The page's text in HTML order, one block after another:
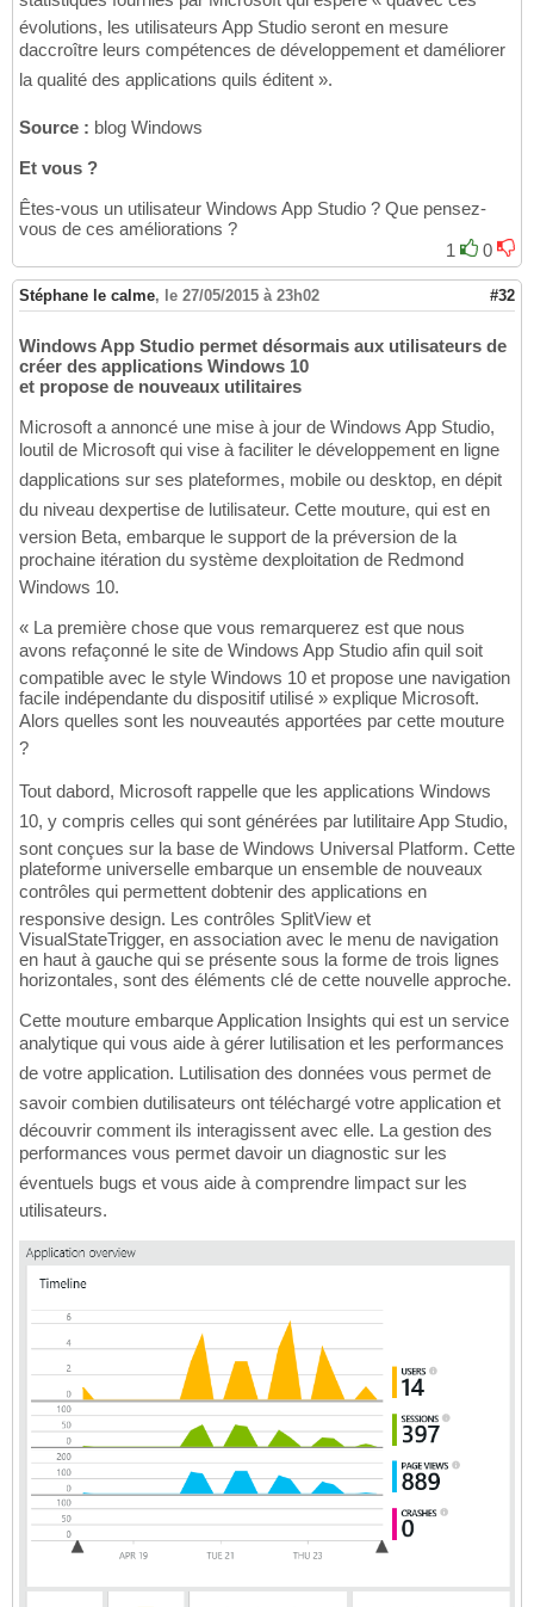
évolutions, les utilisateurs App Studio seront en mesure
daccroître leurs compétences de développement et daméliorer
la qualité des applications quils éditent ».
Source : blog Windows
Et vous ?
Êtes-vous un utilisateur Windows App Studio ? Que pensez-
vous de ces améliorations ?
1
0
Stéphane le calme, le 27/05/2015 à 23h02 #32
Windows App Studio permet désormais aux utilisateurs de
créer des applications Windows 10
et propose de nouveaux utilitaires
Microsoft a annoncé une mise à jour de Windows App Studio,
loutil de Microsoft qui vise à faciliter le développement en ligne
dapplications sur ses plateformes, mobile ou desktop, en dépit
du niveau dexpertise de lutilisateur. Cette mouture, qui est en
version Beta, embarque le support de la préversion de la
prochaine itération du système dexploitation de Redmond
Windows 10.
« La première chose que vous remarquerez est que nous
avons refaçonné le site de Windows App Studio afin quil soit
compatible avec le style Windows 10 et propose une navigation
facile indépendante du dispositif utilisé » explique Microsoft.
Alors quelles sont les nouveautés apportées par cette mouture
?
Tout dabord, Microsoft rappelle que les applications Windows
10, y compris celles qui sont générées par lutilitaire App Studio,
sont conçues sur la base de Windows Universal Platform. Cette
plateforme universelle embarque un ensemble de nouveaux
contrôles qui permettent dobtenir des applications en
responsive design. Les contrôles SplitView et
VisualStateTrigger, en association avec le menu de navigation
en haut à gauche qui se présente sous la forme de trois lignes
horizontales, sont des éléments clé de cette nouvelle approche.
Cette mouture embarque Application Insights qui est un service
analytique qui vous aide à gérer lutilisation et les performances
de votre application. Lutilisation des données vous permet de
savoir combien dutilisateurs ont téléchargé votre application et
découvrir comment ils interagissent avec elle. La gestion des
performances vous permet davoir un diagnostic sur les
éventuels bugs et vous aide à comprendre limpact sur les
utilisateurs.